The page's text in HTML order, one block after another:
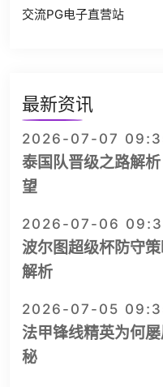
交流PG电子直营站
最新资讯
2026-07-07
泰国队晋级之路解
望
2026-07-06
波尔图超级杯防守
解析
2026-07-05
法甲锋线精英为何
秘